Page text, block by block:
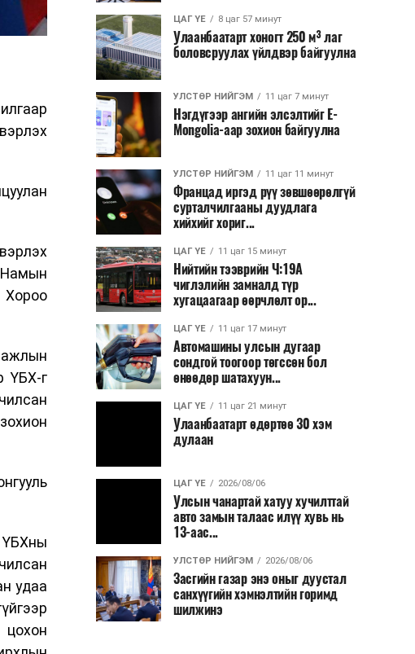
Намын
Хороо
ажлын
ҮБХ-г
удаа
ЦАГ ҮЕ 8 цаг 57 минут
Улаанбаатарт хоногт 250 м³ лаг
боловсруулах үйлдвэр байгуулна
УЛСТӨР НИЙГЭМ 11 цаг 7 минут
Нэгдүгээр ангийн элсэлтийг E-
Mongolia-аар зохион байгуулна
УЛСТӨР НИЙГЭМ 11 цаг 11 минут
Францад иргэд рүү зөвшөөрөлгүй
сурталчилгааны дуудлага
хийхийг хориг...
ЦАГ ҮЕ 11 цаг 15 минут
Нийтийн тээврийн Ч:19А
чиглэлийн замналд түр
хугацаагаар өөрчлөлт ор...
ЦАГ ҮЕ 11 цаг 17 минут
Автомашины улсын дугаар
сондгой тоогоор төгссөн бол
өнөөдөр шатахуун...
ЦАГ ҮЕ 11 цаг 21 минут
Улаанбаатарт өдөртөө 30 хэм
дулаан
ЦАГ ҮЕ 2026/08/06
Улсын чанартай хатуу хучилттай
авто замын талаас илүү хувь нь
13-аас...
УЛСТӨР НИЙГЭМ 2026/08/06
Засгийн газар энэ оныг дуустал
санхүүгийн хэмнэлтийн горимд
шилжинэ